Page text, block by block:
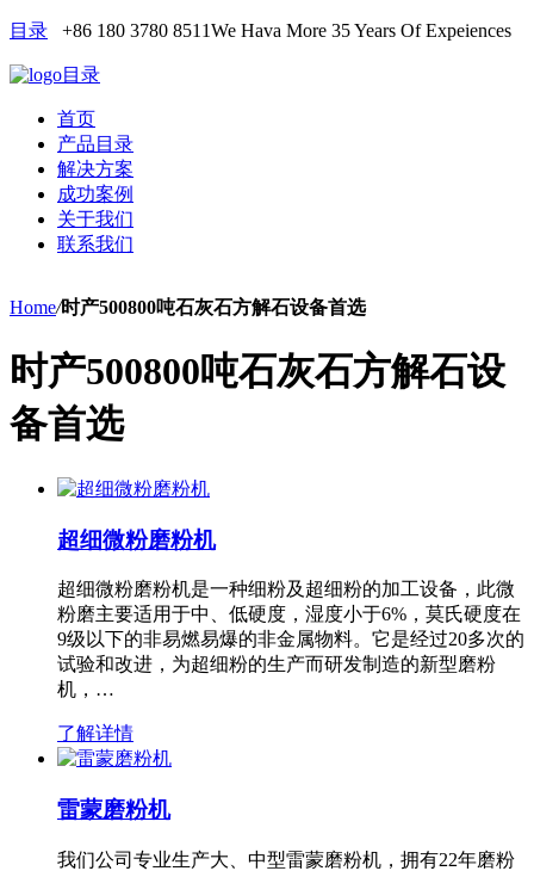
目录 +86 180 3780 8511We Hava More 35 Years Of Expeiences
目录
首页
产品目录
解决方案
成功案例
关于我们
联系我们
Home/时产500800吨石灰石方解石设备首选
时产500800吨石灰石方解石设
备首选
超细微粉磨粉机
超细微粉磨粉机是一种细粉及超细粉的加工设备，此微
粉磨主要适用于中、低硬度，湿度小于6%，莫氏硬度在
9级以下的非易燃易爆的非金属物料。它是经过20多次的
试验和改进，为超细粉的生产而研发制造的新型磨粉
机，…
了解详情
雷蒙磨粉机
我们公司专业生产大、中型雷蒙磨粉机，拥有22年磨粉